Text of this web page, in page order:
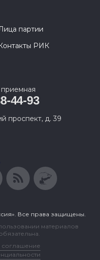
партии
РИК
44-93
проспект, д. 39
Все права защищены.
материалов
соглашение